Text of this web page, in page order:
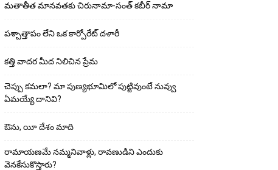
మతాతీత మానవతకు చిరునామా-సంత్ కబీర్ నామా
పశ్చాత్తాపం లేని ఒక కార్పోరేట్ దళారీ
కత్తి వాదర మీద నిలిచిన ప్రేమ
చెప్పు క‌మ‌లా? మా పుణ్యభూమిలో పుట్టివుంటే నువ్వు
ఏమయ్యే దానివి?
ఔను, యీ దేశం మాది
రామాయణమే నమ్మనివాళ్లు, రావణుడిని ఎందుకు
వెనకేసుకొస్తారు?